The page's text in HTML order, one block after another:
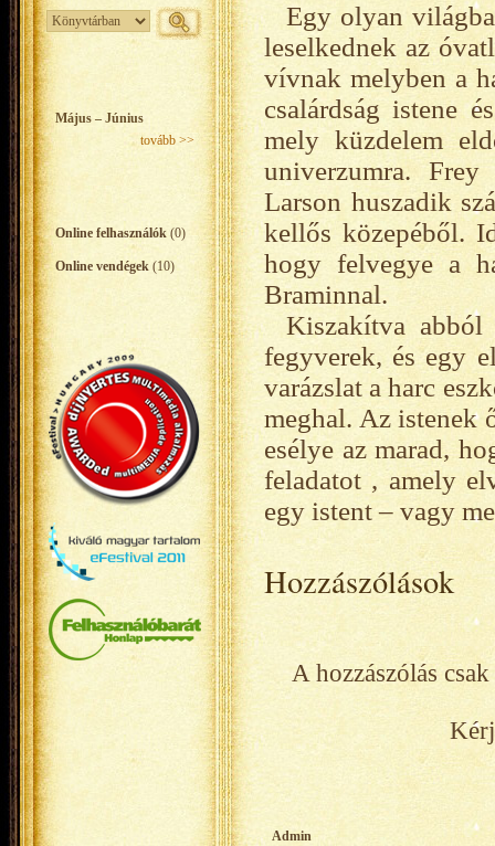
Május – Június
tovább >>
Online felhasználók (0)
Online vendégek (10)
Egy olyan
leselkednek az
vívnak melyben a
csalárdság istene
mely küzdelem
univerzumra.
Larson huszadik
kellős közepéből.
hogy felvegye a
Braminnal.
Kiszakítva
fegyverek, és egy
varázslat a harc
meghal. Az istenek
esélye az marad,
feladatot , amely
egy istent – vagy
Hozzászólások
A hozzászólás
Admin